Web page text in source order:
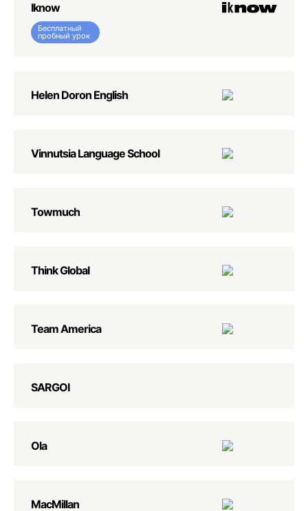
Iknow
Бесплатный
пробный урок
Helen Doron English
Vinnutsia Language School
Towmuch
Think Global
Team America
SARGOI
Ola
MacMillan